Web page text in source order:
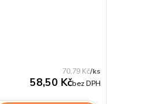
70,79 Kč/ks
58,50 Kčbez DPH